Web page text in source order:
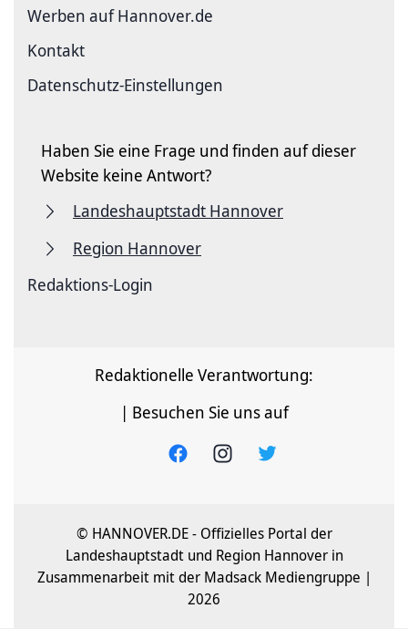
Werben auf Hannover.de
Kontakt
Datenschutz-Einstellungen
Haben Sie eine Frage und finden auf dieser
Website keine Antwort?
Landeshauptstadt Hannover
Region Hannover
Redaktions-Login
Redaktionelle Verantwortung:
| Besuchen Sie uns auf
© HANNOVER.DE - Offizielles Portal der
Landeshauptstadt und Region Hannover in
Zusammenarbeit mit der Madsack Mediengruppe |
2026